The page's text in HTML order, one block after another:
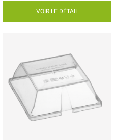
VOIR LE DÉTAIL